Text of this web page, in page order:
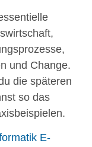
und Change.
die späteren
so das
E-